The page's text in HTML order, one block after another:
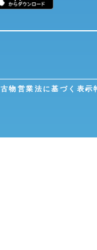
古物営業法に基づく表示